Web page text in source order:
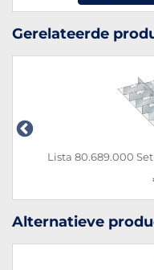
Gerelateerde
Lista 80.689.000
Alternatieve